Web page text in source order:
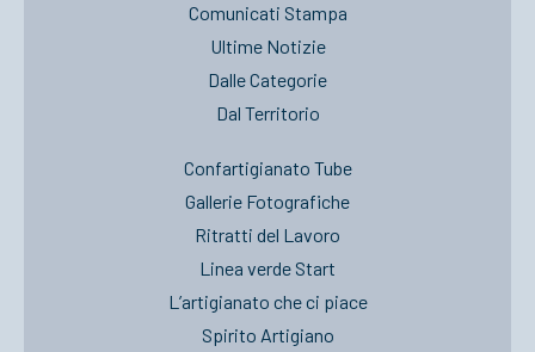
Comunicati Stampa
Ultime Notizie
Dalle Categorie
Dal Territorio
Confartigianato Tube
Gallerie Fotografiche
Ritratti del Lavoro
Linea verde Start
L’artigianato che ci piace
Spirito Artigiano